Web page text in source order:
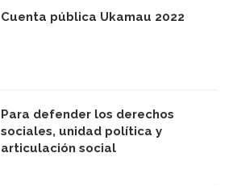
Cuenta pública Ukamau 2022
Para defender los derechos
sociales, unidad política y
articulación social